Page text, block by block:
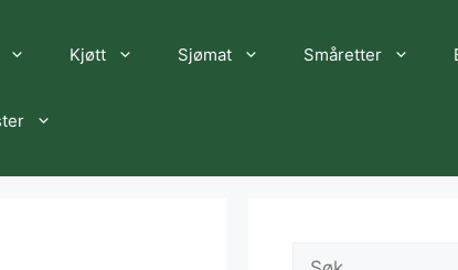
Kjøtt Sjømat Småretter
Søk